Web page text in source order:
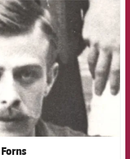
Barcelona badge